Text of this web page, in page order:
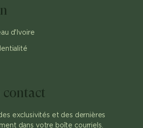
d'Ivoire
contact
exclusivités et des dernières
dans votre boîte courriels.